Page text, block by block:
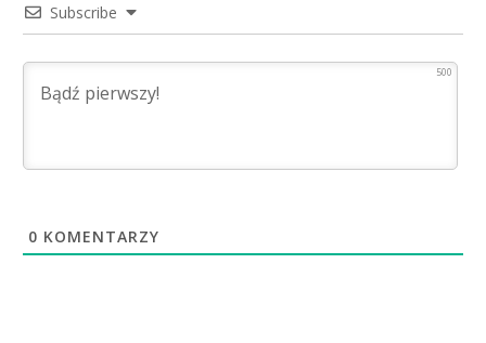
Subscribe
500
0 KOMENTARZY